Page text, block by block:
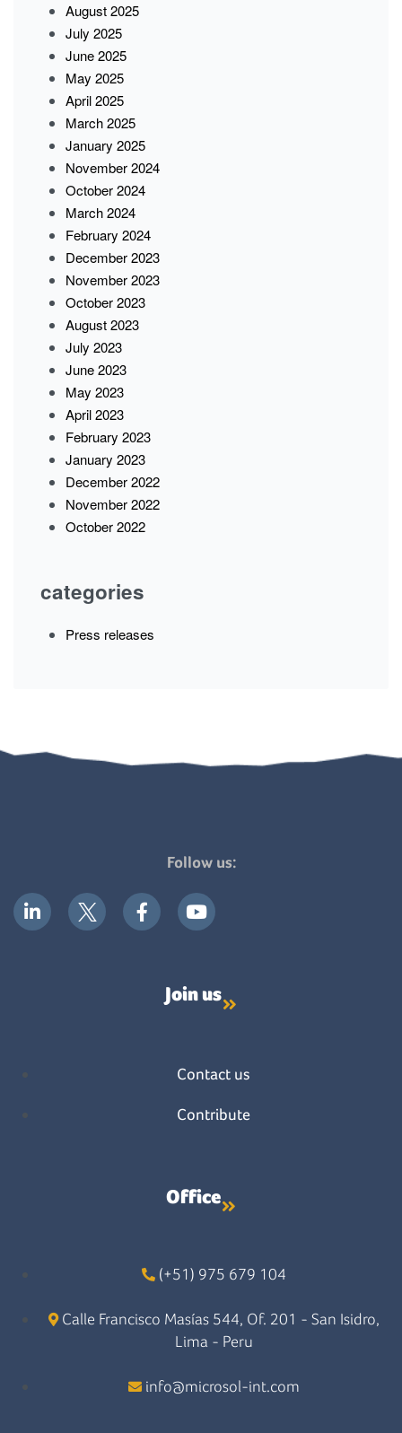
August 2025
July 2025
June 2025
May 2025
April 2025
March 2025
January 2025
November 2024
October 2024
March 2024
February 2024
December 2023
November 2023
October 2023
August 2023
July 2023
June 2023
May 2023
April 2023
February 2023
January 2023
December 2022
November 2022
October 2022
categories
Press releases
Follow us:
Join us
Contact us
Contribute
Office
(+51) 975 679 104
Calle Francisco Masías 544, Of. 201 - San Isidro,
Lima - Peru
info@microsol-int.com